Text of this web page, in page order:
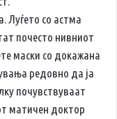
Луѓето со астма
почесто нивниот
маски со докажана
редовно да ја
почувствуваат
матичен доктор